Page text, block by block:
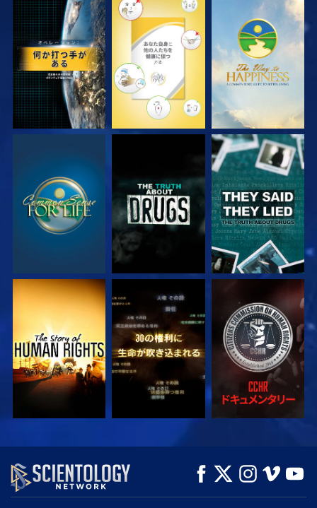
観る 観る 観る
観る 観る 観る
観る 観る 観る
観る シリーズを探求